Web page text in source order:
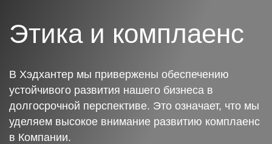
Этика и комплаенс
В Хэдхантер мы привержены обеспечению
устойчивого развития нашего бизнеса в
долгосрочной перспективе. Это означает, что мы
уделяем высокое внимание развитию комплаенс
в Компании.